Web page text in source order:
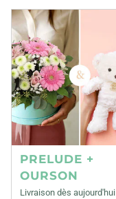
PRELUDE +
OURSON
Livraison dès aujourd'hui